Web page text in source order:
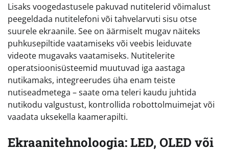
Lisaks voogedastusele pakuvad nutitelerid võimalust
peegeldada nutitelefoni või tahvelarvuti sisu otse
suurele ekraanile. See on äärmiselt mugav näiteks
puhkusepiltide vaatamiseks või veebis leiduvate
videote mugavaks vaatamiseks. Nutitelerite
operatsioonisüsteemid muutuvad iga aastaga
nutikamaks, integreerudes üha enam teiste
nutiseadmetega – saate oma teleri kaudu juhtida
nutikodu valgustust, kontrollida robottolmuimejat või
vaadata uksekella kaamerapilti.
Ekraanitehnoloogia: LED, OLED või